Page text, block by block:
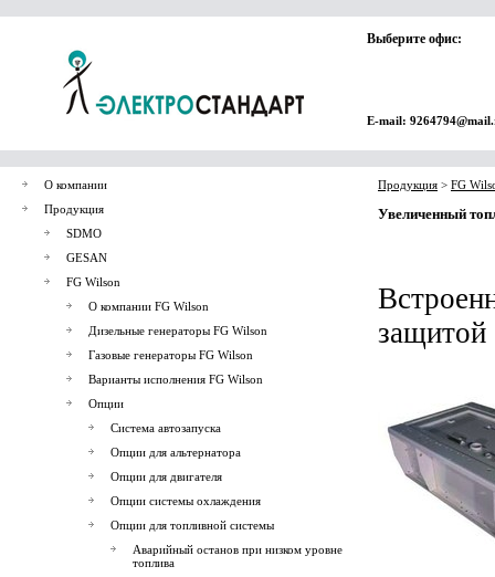
Выберите офис:
E-mail:
О компании
Продукция
SDMO
GESAN
FG Wilson
О компании FG Wilson
Дизельные генераторы FG Wilson
Газовые генераторы FG Wilson
Варианты исполнения FG Wilson
Опции
Система автозапуска
Опции для альтернатора
Опции для двигателя
Опции системы охлаждения
Опции для топливной системы
Аварийный останов при низком уровне
топлива
Продукция > FG
Увеличенный
защитой